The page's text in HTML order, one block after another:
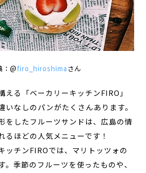
：@firo_hiroshima さん
える「ベーカリーキッチンFIRO」
いなしのパンがたくさんあります。
をしたフルーツサンドは、広島の情
るほどの人気メニューです！
ッチンFIROでは、マリトッツォの
。季節のフルーツを使ったものや、